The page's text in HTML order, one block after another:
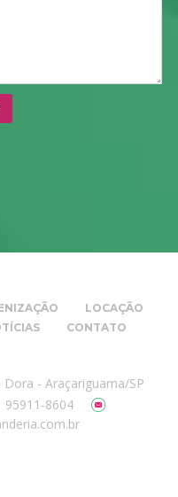
LOCAÇÃO
CONTATO
Dora - Araçariguama/SP
95911-8604